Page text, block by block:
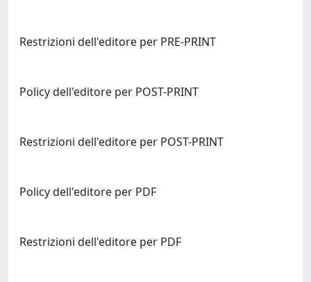
Restrizioni dell'editore per PRE-PRINT
Policy dell'editore per POST-PRINT
Restrizioni dell'editore per POST-PRINT
Policy dell'editore per PDF
Restrizioni dell'editore per PDF